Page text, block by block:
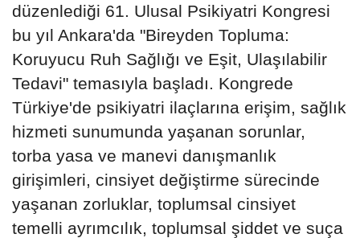
düzenlediği 61. Ulusal Psikiyatri Kongresi
bu yıl Ankara'da "Bireyden Topluma:
Koruyucu Ruh Sağlığı ve Eşit, Ulaşılabilir
Tedavi" temasıyla başladı. Kongrede
Türkiye'de psikiyatri ilaçlarına erişim, sağlık
hizmeti sunumunda yaşanan sorunlar,
torba yasa ve manevi danışmanlık
girişimleri, cinsiyet değiştirme sürecinde
yaşanan zorluklar, toplumsal cinsiyet
temelli ayrımcılık, toplumsal şiddet ve suça